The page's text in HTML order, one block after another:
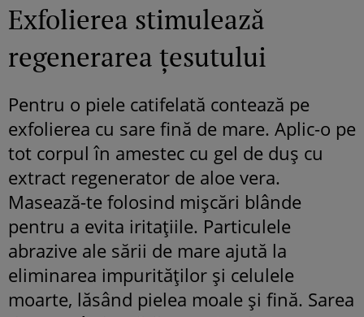
Exfolierea stimulează
regenerarea țesutului
Pentru o piele catifelată contează pe
exfolierea cu sare fină de mare. Aplic-o pe
tot corpul în amestec cu gel de duș cu
extract regenerator de aloe vera.
Masează-te folosind mișcări blânde
pentru a evita iritațiile. Particulele
abrazive ale sării de mare ajută la
eliminarea impurităților și celulele
moarte, lăsând pielea moale și fină. Sarea